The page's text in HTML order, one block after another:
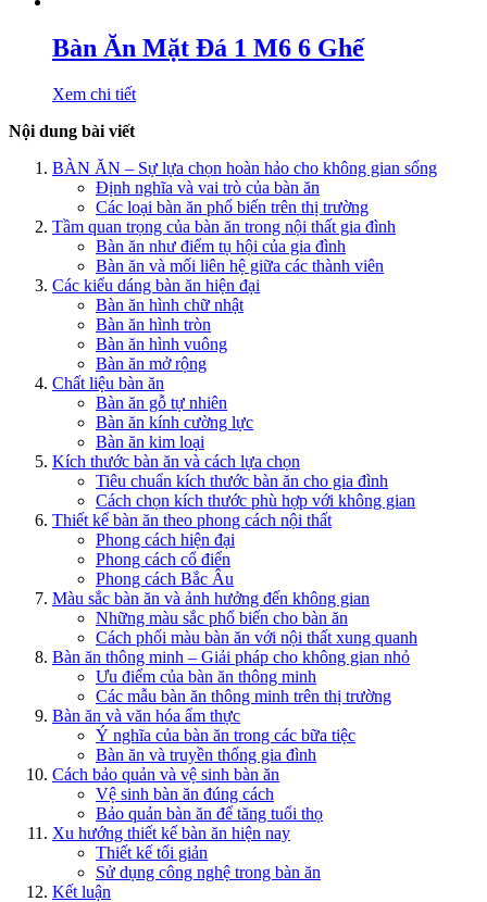
Bàn Ăn Mặt Đá 1 M6 6 Ghế
Xem chi tiết
Nội dung bài viết
BÀN ĂN – Sự lựa chọn hoàn hảo cho không gian sống
Định nghĩa và vai trò của bàn ăn
Các loại bàn ăn phổ biến trên thị trường
Tầm quan trọng của bàn ăn trong nội thất gia đình
Bàn ăn như điểm tụ hội của gia đình
Bàn ăn và mối liên hệ giữa các thành viên
Các kiểu dáng bàn ăn hiện đại
Bàn ăn hình chữ nhật
Bàn ăn hình tròn
Bàn ăn hình vuông
Bàn ăn mở rộng
Chất liệu bàn ăn
Bàn ăn gỗ tự nhiên
Bàn ăn kính cường lực
Bàn ăn kim loại
Kích thước bàn ăn và cách lựa chọn
Tiêu chuẩn kích thước bàn ăn cho gia đình
Cách chọn kích thước phù hợp với không gian
Thiết kế bàn ăn theo phong cách nội thất
Phong cách hiện đại
Phong cách cổ điển
Phong cách Bắc Âu
Màu sắc bàn ăn và ảnh hưởng đến không gian
Những màu sắc phổ biến cho bàn ăn
Cách phối màu bàn ăn với nội thất xung quanh
Bàn ăn thông minh – Giải pháp cho không gian nhỏ
Ưu điểm của bàn ăn thông minh
Các mẫu bàn ăn thông minh trên thị trường
Bàn ăn và văn hóa ẩm thực
Ý nghĩa của bàn ăn trong các bữa tiệc
Bàn ăn và truyền thống gia đình
Cách bảo quản và vệ sinh bàn ăn
Vệ sinh bàn ăn đúng cách
Bảo quản bàn ăn để tăng tuổi thọ
Xu hướng thiết kế bàn ăn hiện nay
Thiết kế tối giản
Sử dụng công nghệ trong bàn ăn
Kết luận